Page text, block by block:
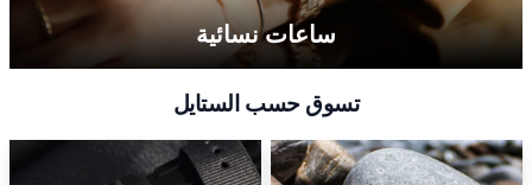
ساعات نسائية
تسوق حسب الستايل